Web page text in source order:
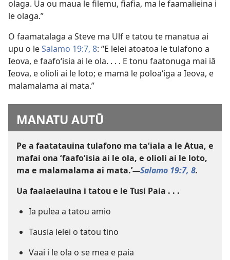
olaga. Ua ou maua le filemu, fiafia, ma le faamalieina i
le olaga.”
O faamatalaga a Steve ma Ulf e tatou te manatua ai
upu o leSalamo 19:7, 8: “E lelei atoatoa le tulafono a
Ieova, e faafoʻisia ai le ola. . . . E tonu faatonuga mai iā
Ieova, e olioli ai le loto; e mamā le poloaʻiga a Ieova, e
malamalama ai mata.”
MANATU AUTŪ
Pe a faatatauina tulafono ma taʻiala a le Atua, e
mafai ona ʻfaafoʻisia ai le ola, e olioli ai le loto,
ma e malamalama ai mata.’​—Salamo 19:7, 8.
Ua faalaeiauina i tatou e le Tusi Paia . . .
Ia pulea a tatou amio
Tausia lelei o tatou tino
Vaai i le ola o se mea e paia